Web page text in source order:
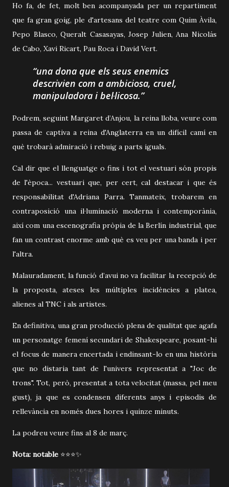
Ho fa, de fet, molt ben acompanyada per un repartiment
que fa gran goig, ple d'artesans del teatre com Quim Àvila,
Pepo Blasco, Queralt Casasayas, Josep Julien, Ana Nicolás
de Cabo, Xavi Ricart, Pau Roca i David Vert.
una dona que els seus enemics
descrivien com a ambiciosa, cruel,
manipuladora i bel·licosa.
Podrem, seguint Margaret d’Anjou, la reina lloba, veure com
passa de captiva a reina d'Anglaterra en un difícil camí en
què trobarà admiració i rebuig a parts iguals.
Cal dir que el llenguatge o fins i tot el vestuari són propis
de l'època... vestuari que, per cert, cal destacar i que és
responsabilitat d'Adriana Parra. Tanmateix, trobarem en
contraposició una il·luminació moderna i contemporània,
així com una escenografia pròpia de la Berlín industrial, que
fan un contrast enorme amb què es veu per una banda i per
l'altra.
Malauradament, la funció d’avui no va facilitar la recepció de
la proposta, ateses les múltiples incidències a platea,
alienes al TNC i als artistes.
En definitiva, una gran producció plena de qualitat que agafa
un personatge femení secundari de Shakespeare, posant-hi
el focus de manera encertada i endinsant-lo en una història
que no distaria tant de l'univers representat a "Joc de
trons". Tot, però, presentat a tota velocitat (massa, pel meu
gust), ja que es condensen diferents anys i episodis de
rellevància en només dues hores i quinze minuts.
La podreu veure fins al 8 de març.
Nota: notable ⭐⭐⭐✨